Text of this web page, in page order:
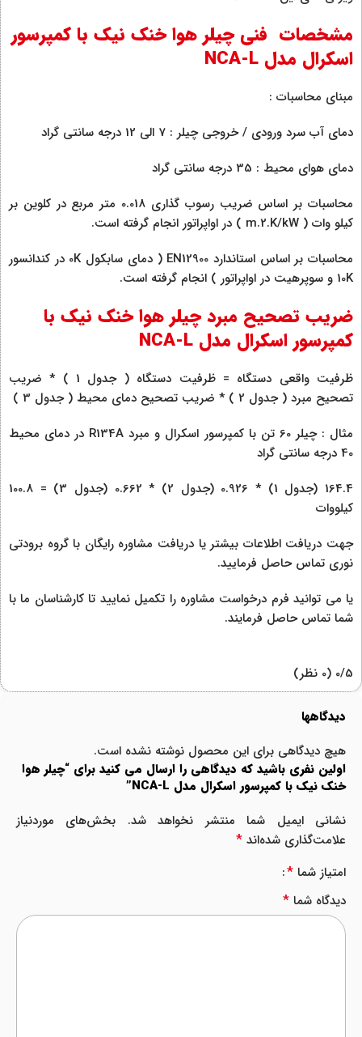
مشخصات فنی چیلر هوا خنک نیک با کمپرسور
اسکرال مدل NCA-L
مبنای محاسبات :
دمای آب سرد ورودی / خروجی چیلر : 7 الی 12 درجه سانتی گراد
دمای هوای محیط : 35 درجه سانتی گراد
محاسبات بر اساس ضریب رسوب گذاری 0.018 متر مربع در کلوین بر
کیلو وات ( m.2.K/kW ) در اواپراتور انجام گرفته است.
محاسبات بر اساس استاندارد EN12900 ( دمای سابکول 0K در کندانسور
10K و سوپرهیت در اواپراتور ) انجام گرفته است.
ضریب تصحیح مبرد چیلر هوا خنک نیک با
کمپرسور اسکرال مدل NCA-L
ظرفیت واقعی دستگاه = ظرفیت دستگاه ( جدول 1 ) * ضریب
تصحیح مبرد ( جدول 2 ) * ضریب تصحیح دمای محیط ( جدول 3 )
مثال : چیلر 60 تن با کمپرسور اسکرال و مبرد R134A در دمای محیط
40 درجه سانتی گراد
164.4 (جدول 1) * 0.926 (جدول 2) * 0.662 (جدول 3) = 100.8
کیلووات
جهت دریافت اطلاعات بیشتر یا دریافت مشاوره رایگان با گروه برودتی
نوری تماس حاصل فرمایید.
یا می توانید فرم درخواست مشاوره را تکمیل نمایید تا کارشناسان ما با
شما تماس حاصل فرمایند.
‫0/5 ‫(0 نظر)
دیدگاهها
هیچ دیدگاهی برای این محصول نوشته نشده است.
اولین نفری باشید که دیدگاهی را ارسال می کنید برای “چیلر هوا
خنک نیک با کمپرسور اسکرال مدل NCA-L”
نشانی ایمیل شما منتشر نخواهد شد.
بخش‌های موردنیاز
علامت‌گذاری شده‌اند *
امتیاز شما *
دیدگاه شما *